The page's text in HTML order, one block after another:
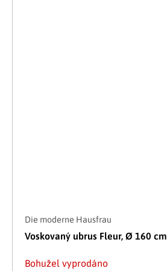
Die moderne Hausfrau
Voskovaný ubrus Fleur, Ø 160 cm
Bohužel vyprodáno